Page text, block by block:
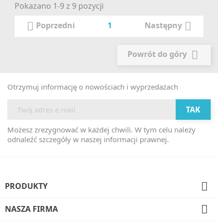
Pokazano 1-9 z 9 pozycji
 Poprzedni 1 Następny 
Powrót do góry 
Otrzymuj informację o nowościach i wyprzedażach
Możesz zrezygnować w każdej chwili. W tym celu należy
odnaleźć szczegóły w naszej informacji prawnej.
PRODUKTY 
NASZA FIRMA 